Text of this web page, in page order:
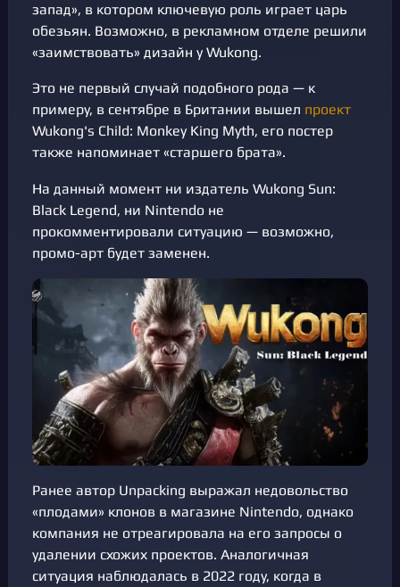
запад», в котором ключевую роль играет царь
обезьян. Возможно, в рекламном отделе решили
«заимствовать» дизайн у Wukong.
Это не первый случай подобного рода — к
примеру, в сентябре в Британии вышел проект
Wukong's Child: Monkey King Myth, его постер
также напоминает «старшего брата».
На данный момент ни издатель Wukong Sun:
Black Legend, ни Nintendo не
прокомментировали ситуацию — возможно,
промо-арт будет заменен.
Ранее автор Unpacking выражал недовольство
«плодами» клонов в магазине Nintendo, однако
компания не отреагировала на его запросы о
удалении схожих проектов. Аналогичная
ситуация наблюдалась в 2022 году, когда в